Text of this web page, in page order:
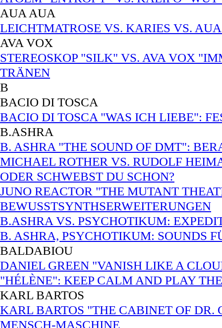
AUA AUA
LEICHTMATROSE VS. KARIES VS.
AVA VOX
STEREOSKOP "SILK" VS. AVA VOX
TRÄNEN
B
BACIO DI TOSCA
BACIO DI TOSCA "WAS ICH LIEBE":
B.ASHRA
B. ASHRA "THE SOUND OF DMT":
MICHAEL ROTHER VS. RUDOLF
ODER SCHWEBST DU SCHON?
JUNO REACTOR "THE MUTANT
BEWUSSTSYNTHSERWEITERUNGEN
B.ASHRA VS. PSYCHOTIKUM:
B. ASHRA, PSYCHOTIKUM: SOUNDS
BALDABIOU
DANIEL GREEN "VANISH LIKE A
"HÉLÈNE": KEEP CALM AND PLAY
KARL BARTOS
KARL BARTOS "THE CABINET OF
MENSCH-MASCHINE